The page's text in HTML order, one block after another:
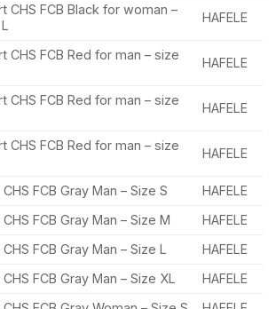
CHS FCB Black for woman –
HAFELE
CHS FCB Red for man – size
HAFELE
CHS FCB Red for man – size
HAFELE
CHS FCB Red for man – size
HAFELE
FCB Gray Man – Size S
HAFELE
FCB Gray Man – Size M
HAFELE
FCB Gray Man – Size L
HAFELE
FCB Gray Man – Size XL
HAFELE